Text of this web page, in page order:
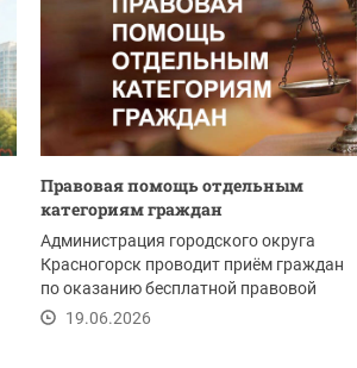
Правовая помощь отдельным
категориям граждан
Администрация городского округа
Красногорск проводит приём граждан
по оказанию бесплатной правовой
помощи 26 июня...
19.06.2026